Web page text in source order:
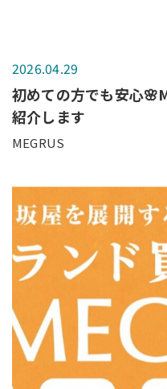
2026.04.29
初めての方でも安心
紹介します
MEGRUS